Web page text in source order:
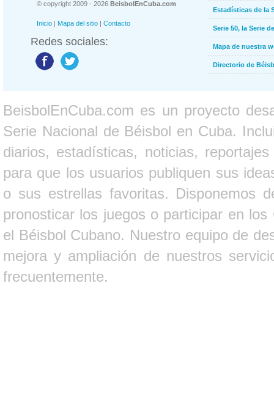
© copyright 2009 - 2026 BeisbolEnCuba.com
Inicio | Mapa del sitio | Contacto
Redes sociales:
Estadísticas de la
Serie 50, la Serie
Mapa de nuestra
Directorio de
BeisbolEnCuba.com es un proyecto
Serie Nacional de Béisbol en Cuba.
diarios, estadísticas, noticias,
para que los usuarios publiquen sus
o sus estrellas favoritas. Disponemos
pronosticar los juegos o participar en
el Béisbol Cubano. Nuestro equipo de
mejora y ampliación de nuestros
frecuentemente.